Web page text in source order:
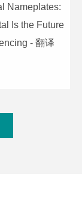
Nameplates:
Is the Future
- 翻译